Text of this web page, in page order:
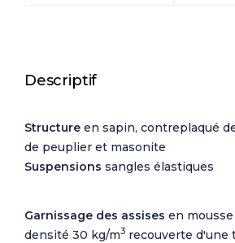
Descriptif
Structure en sapin, contreplaqué
de peuplier et masonite
Suspensions sangles élastiques
Garnissage des assises en
densité 30 kg/m3 recouverte d'une